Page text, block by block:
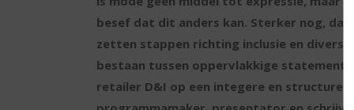
besef dat dit anders kan. Sterker nog, dat
zetten stappen richting inclusie en
bestaan tussen oppervlakkige statements
retailer D&I op een integere en